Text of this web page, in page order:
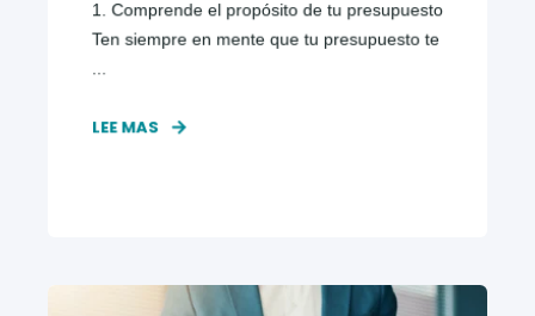
1. Comprende el propósito de tu presupuesto
Ten siempre en mente que tu presupuesto te
...
LEE MAS